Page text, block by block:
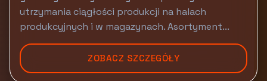
utrzymania ciągłości produkcji na halach
produkcyjnych i w magazynach. Asortyment...
ZOBACZ SZCZEGÓŁY